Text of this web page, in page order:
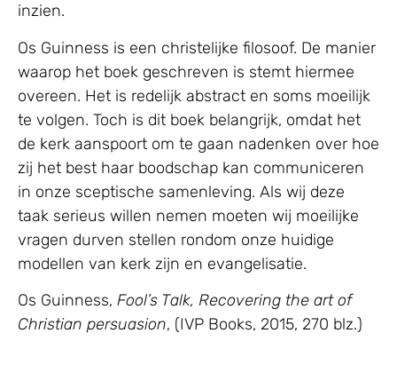
inzien.
Os Guinness is een christelijke filosoof. De manier
waarop het boek geschreven is stemt hiermee
overeen. Het is redelijk abstract en soms moeilijk
te volgen. Toch is dit boek belangrijk, omdat het
de kerk aanspoort om te gaan nadenken over hoe
zij het best haar boodschap kan communiceren
in onze sceptische samenleving. Als wij deze
taak serieus willen nemen moeten wij moeilijke
vragen durven stellen rondom onze huidige
modellen van kerk zijn en evangelisatie.
Os Guinness, Fool’s Talk, Recovering the art of
Christian persuasion, (IVP Books, 2015, 270 blz.)